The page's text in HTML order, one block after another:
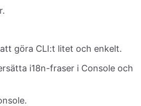
göra CLI:t litet och enkelt.
i18n-fraser i Console och